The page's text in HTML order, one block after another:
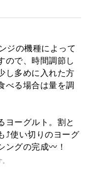
ジの機種によって
ので、時間調節し
し多めに入れた方
べる場合は量を調
ヨーグルト。割と
⤴使い切りのヨーグ
ングの完成〰！